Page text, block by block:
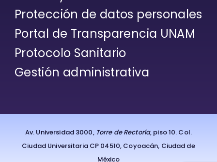
Protección de datos personales
Portal de Transparencia UNAM
Protocolo Sanitario
Gestión administrativa
Av. Universidad 3000, Torre de Rectoría, piso 10. Col.
Ciudad Universitaria CP 04510, Coyoacán, Ciudad de
México